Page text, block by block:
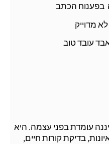
בפענוח הכתב
מדוייק
עובד טוב
עומדת בפני עצמה. היא
בדיקת קורות חיים,